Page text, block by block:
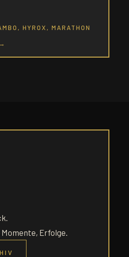
HYROX, MARATHON
Erfolge.